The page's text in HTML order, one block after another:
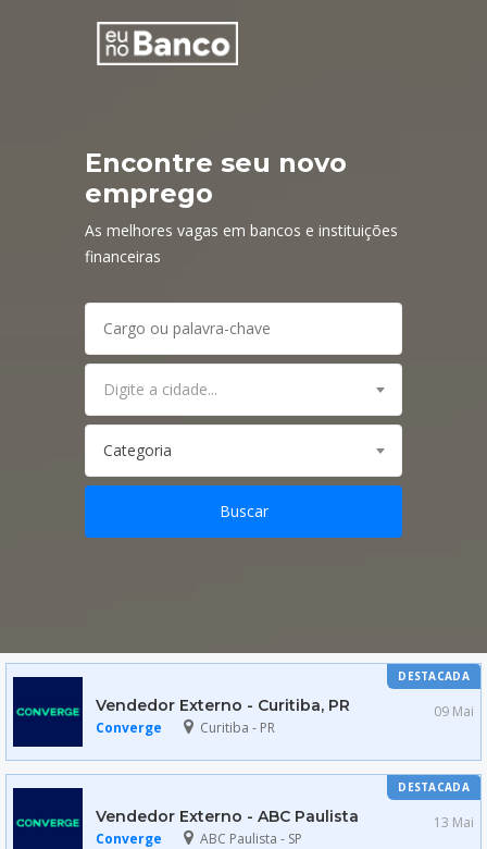
Encontre seu novo
emprego
As melhores vagas em bancos e instituições
financeiras
Digite a cidade...
Categoria
Buscar
Vendedor Externo - Curitiba, PR
Converge Curitiba - PR
09 Mai
DESTACADA
Vendedor Externo - ABC Paulista
Converge ABC Paulista - SP
13 Mai
DESTACADA